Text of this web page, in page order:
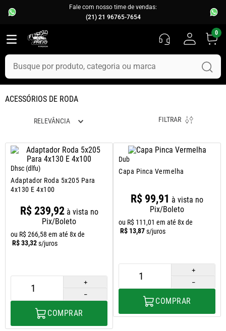
Fale com nosso time de vendas:
(21) 21 96765-7654
0
Busque por produto, categoria ou marca
ACESSÓRIOS DE RODA
RELEVÂNCIA FILTRAR
Dhsc (dlfu)
Adaptador Roda 5x205 Para
4x130 E 4x100
R$ 239,92à vista no
Pix/Boleto
ou R$266,58 em até 8x de
R$33,32s/juros
＋
－
COMPRAR
Dub
Capa Pinca Vermelha
R$ 99,91 à vista no
Pix/Boleto
ou R$ 111,01 em até 8x de
R$ 13,87s/juros
＋
－
COMPRAR
1 º
fusca
capo
parachoque
chevette
º
opala
assoalho
calha chuva